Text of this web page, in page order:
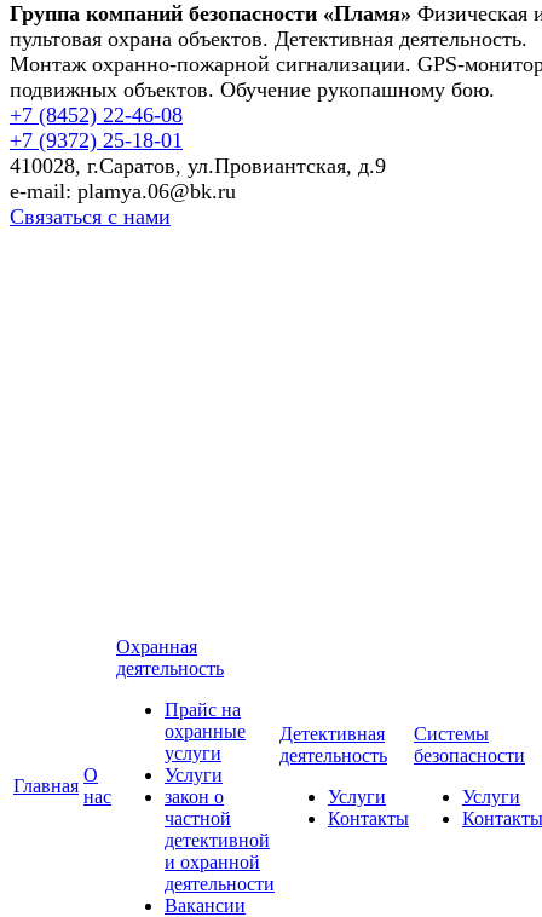
Группа компаний безопасности «Пламя» Физическая
пультовая охрана объектов. Детективная деятельность.
Монтаж охранно-пожарной сигнализации. GPS-
подвижных объектов. Обучение рукопашному бою.
+7 (8452) 22-46-08
+7 (9372) 25-18-01
410028, г.Саратов, ул.Провиантская, д.9
e-mail: plamya.06@bk.ru
Связаться с нами
Главная
О
нас
Охранная
деятельность
Прайс на
охранные
услуги
Услуги
закон о
частной
детективной
и охранной
деятельности
Вакансии
Детективная
деятельность
Услуги
Контакты
Системы
безопасности
Услуги
Контакты